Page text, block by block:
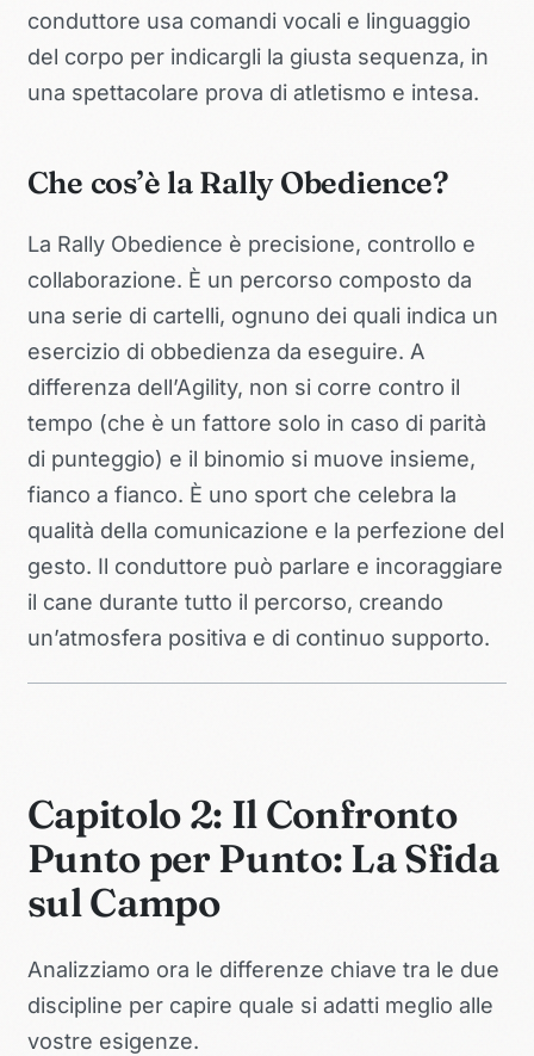
conduttore usa comandi vocali e linguaggio
del corpo per indicargli la giusta sequenza, in
una spettacolare prova di atletismo e intesa.
Che cos’è la Rally Obedience?
La Rally Obedience è precisione, controllo e
collaborazione. È un percorso composto da
una serie di cartelli, ognuno dei quali indica un
esercizio di obbedienza da eseguire. A
differenza dell’Agility, non si corre contro il
tempo (che è un fattore solo in caso di parità
di punteggio) e il binomio si muove insieme,
fianco a fianco. È uno sport che celebra la
qualità della comunicazione e la perfezione del
gesto. Il conduttore può parlare e incoraggiare
il cane durante tutto il percorso, creando
un’atmosfera positiva e di continuo supporto.
Capitolo 2: Il Confronto
Punto per Punto: La Sfida
sul Campo
Analizziamo ora le differenze chiave tra le due
discipline per capire quale si adatti meglio alle
vostre esigenze.